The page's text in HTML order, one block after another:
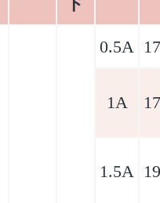
0.5A
1A
1.5A